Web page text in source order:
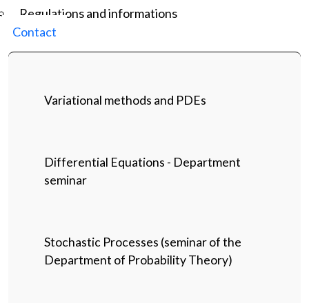
Regulations and informations
Contact
Variational methods and PDEs
Differential Equations - Department
seminar
Stochastic Processes (seminar of the
Department of Probability Theory)